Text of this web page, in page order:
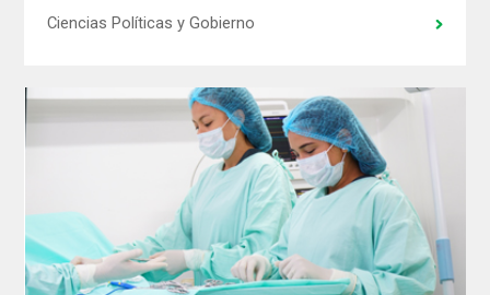
Ciencias Políticas y Gobierno